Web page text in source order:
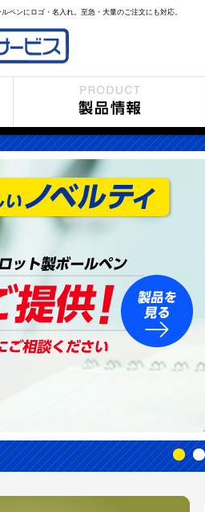
ペンにロゴ・名入れ。至急・大量のご注文にも対応。
製品情報